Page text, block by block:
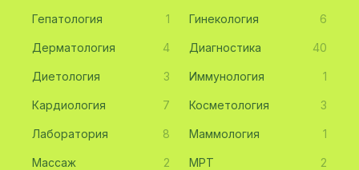
Гепатология 1 Гинекология 6
Дерматология 4 Диагностика 40
Диетология 3 Иммунология 1
Кардиология 7 Косметология 3
Лаборатория 8 Маммология 1
Массаж 2 МРТ 2